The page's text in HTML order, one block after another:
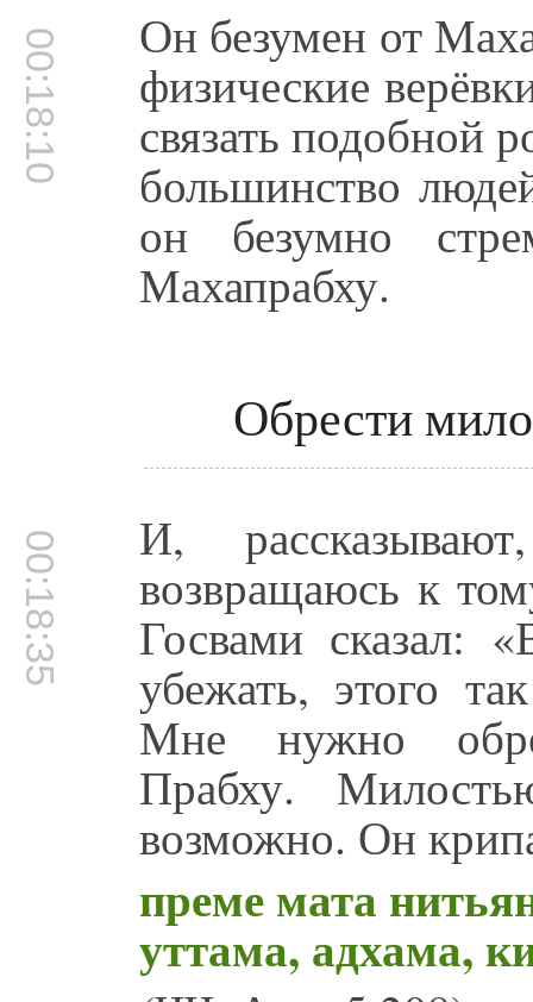
00:18:10 Он безумен от
физические
связать подобной
большинство
он безумно
Махапрабху.
Обрести
00:18:35 И,
возвращаюсь к
Госвами сказал:
убежать, этого
Мне нужно
Прабху.
возможно. Он
преме мата
уттама, адхама,